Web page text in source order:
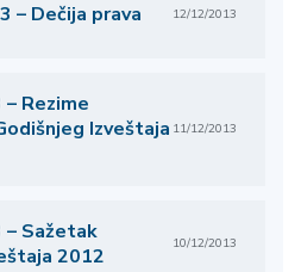
– Dečija prava 12/12/2013
Rezime
Izveštaja 11/12/2013
Sažetak
2012
10/12/2013